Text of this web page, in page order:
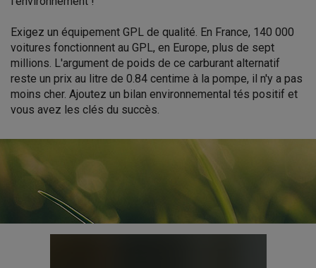
Exigez un équipement GPL de qualité. En France, 140 000
voitures fonctionnent au GPL, en Europe, plus de sept
millions. L'argument de poids de ce carburant alternatif
reste un prix au litre de 0.84 centime à la pompe, il n'y a pas
moins cher. Ajoutez un bilan environnemental tés positif et
vous avez les clés du succès.